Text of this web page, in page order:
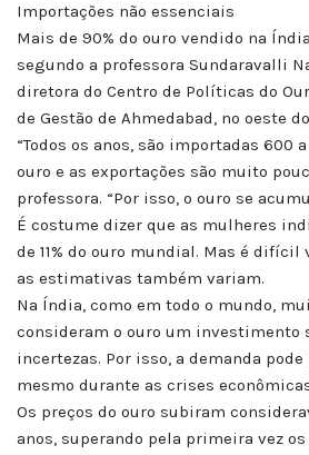
Importações não essenciais
Mais de 90% do ouro vendido na
segundo a professora Sundaravalli
diretora do Centro de Políticas do
de Gestão de Ahmedabad, no oeste
“Todos os anos, são importadas 600
ouro e as exportações são muito
professora. “Por isso, o ouro se
É costume dizer que as mulheres
de 11% do ouro mundial. Mas é
as estimativas também variam.
Na Índia, como em todo o mundo,
consideram o ouro um investimento
incertezas. Por isso, a demanda
mesmo durante as crises
Os preços do ouro subiram
anos, superando pela primeira vez